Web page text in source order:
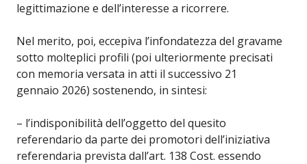
legittimazione e dell’interesse a ricorrere.
Nel merito, poi, eccepiva l’infondatezza del gravame
sotto molteplici profili (poi ulteriormente precisati
con memoria versata in atti il successivo 21
gennaio 2026) sostenendo, in sintesi:
– l’indisponibilità dell’oggetto del quesito
referendario da parte dei promotori dell’iniziativa
referendaria prevista dall’art. 138 Cost. essendo